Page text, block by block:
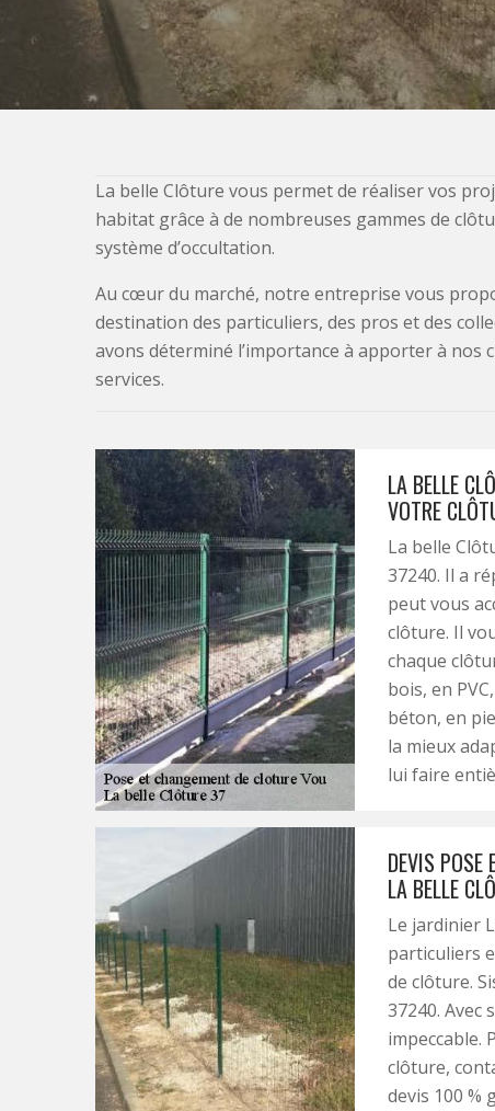
La belle Clôture vous permet de réaliser vos
habitat grâce à de nombreuses gammes de
système d’occultation.
Au cœur du marché, notre entreprise vous
destination des particuliers, des pros et des
avons déterminé l’importance à apporter à
services.
LA BELLE
VOTRE
La belle
37240. Il a
peut vous
clôture. Il
chaque
bois, en
béton, en
la mieux
lui faire
DEVIS POSE
LA BELLE
Le jardinier
particuliers
de clôture.
37240.
impeccable.
clôture,
devis 100 %